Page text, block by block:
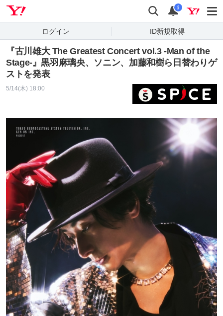
検索 通知
i
ログイン ID新規取得
『古川雄大 The Greatest Concert vol.3 -Man of the
Stage-』黒羽麻璃央、ソニン、加藤和樹ら⽇替わりゲ
ストを発表
5/14(木) 18:00